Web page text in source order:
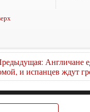
Англичане
и испанцев ждут